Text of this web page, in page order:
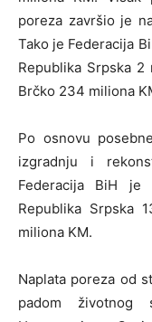
poreza završio je
Tako je Federacija
Republika Srpska
Brčko 234 miliona
Po osnovu
izgradnju i
Federacija BiH je
Republika Srpska
miliona KM.
Naplata poreza od
padom životnog